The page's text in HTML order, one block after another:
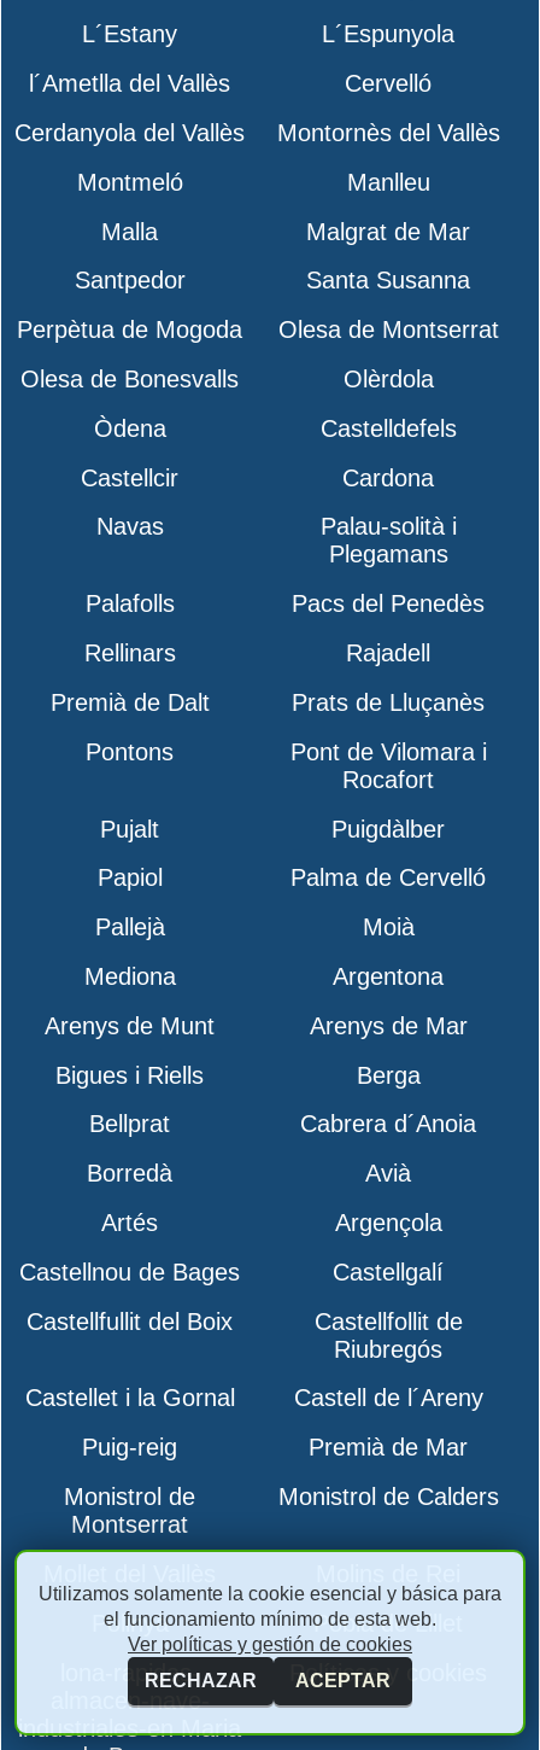
L´Estany
L´Espunyola
l´Ametlla del Vallès
Cervelló
Cerdanyola del Vallès
Montornès del Vallès
Montmeló
Manlleu
Malla
Malgrat de Mar
Santpedor
Santa Susanna
Perpètua de Mogoda
Olesa de Montserrat
Olesa de Bonesvalls
Olèrdola
Òdena
Castelldefels
Castellcir
Cardona
Navas
Palau-solità i
Plegamans
Palafolls
Pacs del Penedès
Rellinars
Rajadell
Premià de Dalt
Prats de Lluçanès
Pontons
Pont de Vilomara i
Rocafort
Pujalt
Puigdàlber
Papiol
Palma de Cervelló
Pallejà
Moià
Mediona
Argentona
Arenys de Munt
Arenys de Mar
Bigues i Riells
Berga
Bellprat
Cabrera d´Anoia
Borredà
Avià
Artés
Argençola
Castellnou de Bages
Castellgalí
Castellfullit del Boix
Castellfollit de
Riubregós
Castellet i la Gornal
Castell de l´Areny
Puig-reig
Premià de Mar
Monistrol de
Montserrat
Monistrol de Calders
Polinyà
Pobla de Lillet
lona-rapidas-
almacen-nave-
industriales-en Maria
Políticas y cookies
Utilizamos solamente la cookie esencial y básica para
el funcionamiento mínimo de esta web.
Ver políticas y gestión de cookies
RECHAZAR
ACEPTAR